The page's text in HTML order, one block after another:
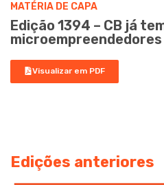
MATÉRIA DE CAPA
Edição 1394 – CB já
Visualizar em PDF
Edições anteriores